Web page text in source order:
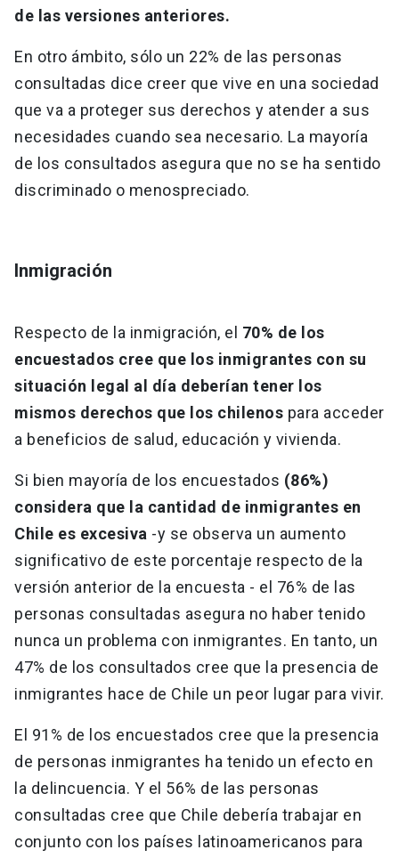
de las versiones anteriores.
En otro ámbito, sólo un 22% de las personas
consultadas dice creer que vive en una sociedad
que va a proteger sus derechos y atender a sus
necesidades cuando sea necesario. La mayoría
de los consultados asegura que no se ha sentido
discriminado o menospreciado.
Inmigración
Respecto de la inmigración, el 70% de los
encuestados cree que los inmigrantes con su
situación legal al día deberían tener los
mismos derechos que los chilenos para acceder
a beneficios de salud, educación y vivienda.
Si bien mayoría de los encuestados (86%)
considera que la cantidad de inmigrantes en
Chile es excesiva -y se observa un aumento
significativo de este porcentaje respecto de la
versión anterior de la encuesta - el 76% de las
personas consultadas asegura no haber tenido
nunca un problema con inmigrantes. En tanto, un
47% de los consultados cree que la presencia de
inmigrantes hace de Chile un peor lugar para vivir.
El 91% de los encuestados cree que la presencia
de personas inmigrantes ha tenido un efecto en
la delincuencia. Y el 56% de las personas
consultadas cree que Chile debería trabajar en
conjunto con los países latinoamericanos para